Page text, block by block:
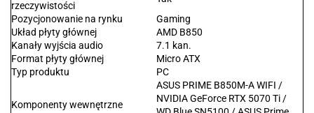
rzeczywistości
Pozycjonowanie na rynku
Gaming
Układ płyty głównej
AMD B850
Kanały wyjścia audio
7.1 kan.
Format płyty głównej
Micro ATX
Typ produktu
PC
Komponenty wewnętrzne
ASUS PRIME B850M-A WIFI /
NVIDIA GeForce RTX 5070 Ti /